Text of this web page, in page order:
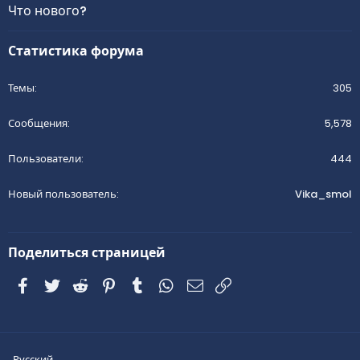
Что нового?
Статистика форума
Темы 305
Сообщения 5,578
Пользователи 444
Новый пользователь Vika_smol
Поделиться страницей
FacebookTwitterReddit PinterestTumblrWhatsAppЭлектронная почта